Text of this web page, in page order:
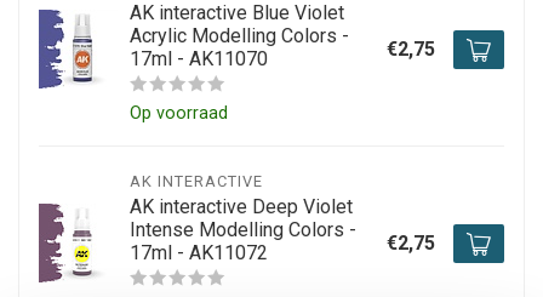
AK interactive Blue Violet
Acrylic Modelling Colors -
17ml - AK11070
Op voorraad
€2,75
AK INTERACTIVE
AK interactive Deep Violet
Intense Modelling Colors -
17ml - AK11072
€2,75